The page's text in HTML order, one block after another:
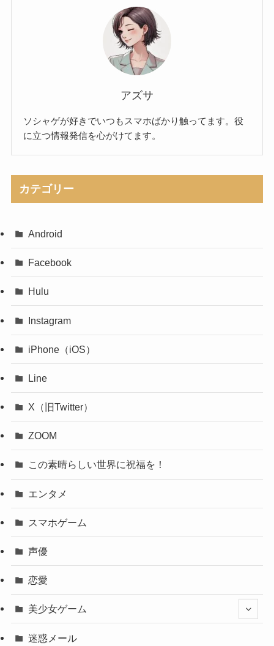
アズサ
ソシャゲが好きでいつもスマホばかり触ってます。役
に立つ情報発信を心がけてます。
カテゴリー
Android
Facebook
Hulu
Instagram
iPhone（iOS）
Line
X（旧Twitter）
ZOOM
この素晴らしい世界に祝福を！
エンタメ
スマホゲーム
声優
恋愛
美少女ゲーム
迷惑メール